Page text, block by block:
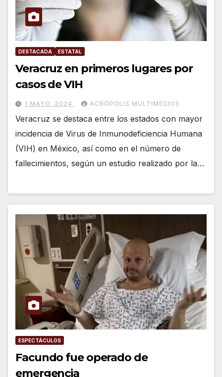
DESTACADA ESTATAL
Veracruz en primeros lugares por
casos de VIH
1 MAYO, 2024 ACRÓPOLIS MULTIMEDIOS
Veracruz se destaca entre los estados con mayor
incidencia de Virus de Inmunodeficiencia Humana
(VIH) en México, así como en el número de
fallecimientos, según un estudio realizado por la…
ESPECTÁCULOS
Facundo fue operado de
emergencia